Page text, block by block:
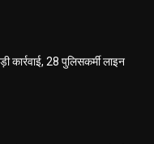
कार्रवाई, 28 पुलिसकर्मी लाइन